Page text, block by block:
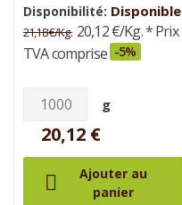
Disponibilité: Disponible
21,18 €/Kg. 20,12 €/Kg.* Prix
TVA comprise -5%
g
20,12 €

Ajouter au
panier